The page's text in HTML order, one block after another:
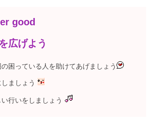
good
広げよう
困っている人を助けてあげましょう
ましょう
行いをしましょう